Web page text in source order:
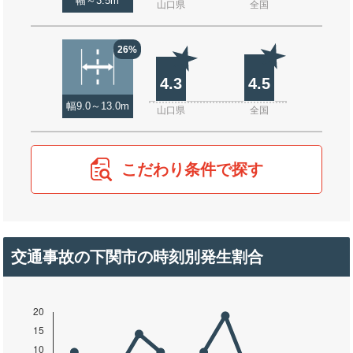
山口県 全国
26%
幅9.0～13.0m
4.3 4.5
山口県 全国
こだわり条件で探す
交通事故の下関市の時刻別発生割合